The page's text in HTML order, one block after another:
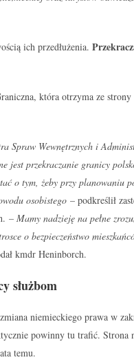
ich przedłużenia.
która otrzyma ze
Spraw Wewnętrznych i
jest przekraczanie granicy
o tym, żeby przy planowaniu
osobistego – podkreślił
– Mamy nadzieję na pełne
o bezpieczeństwo
kmdr Heninborch.
służbom
niemieckiego prawa w
powinny tu trafić. Strona
temu.